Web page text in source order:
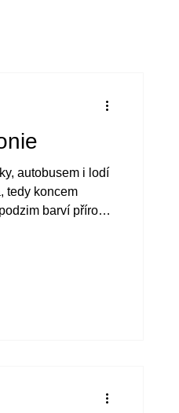
autobusem i lodí
tedy koncem
barví přírodu